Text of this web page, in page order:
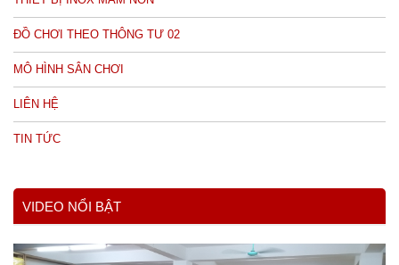
ĐỒ CHƠI THEO THÔNG TƯ 02
MÔ HÌNH SÂN CHƠI
LIÊN HỆ
TIN TỨC
VIDEO NỔI BẬT